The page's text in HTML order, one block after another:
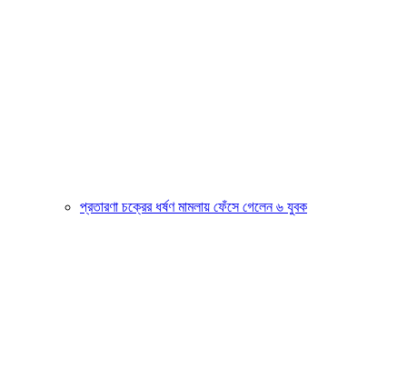
প্রতারণা চক্রের ধর্ষণ মামলায় ফেঁসে গেলেন ৬ যুবক